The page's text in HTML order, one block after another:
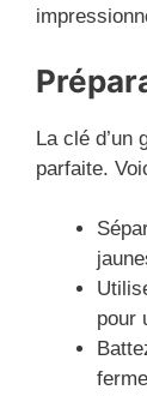
La clé d’un
parfaite.
pour